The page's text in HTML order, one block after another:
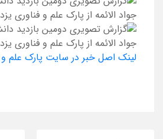
لینک اصل خبر در سایت پارک علم و